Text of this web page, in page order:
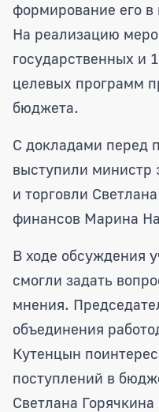
формирование его
На реализацию
государственных и
целевых программ
бюджета.
С докладами перед
выступили министр
и торговли
финансов Марина
В ходе обсуждения
смогли задать
мнения.
объединения
Кутенцын
поступлений в
Светлана